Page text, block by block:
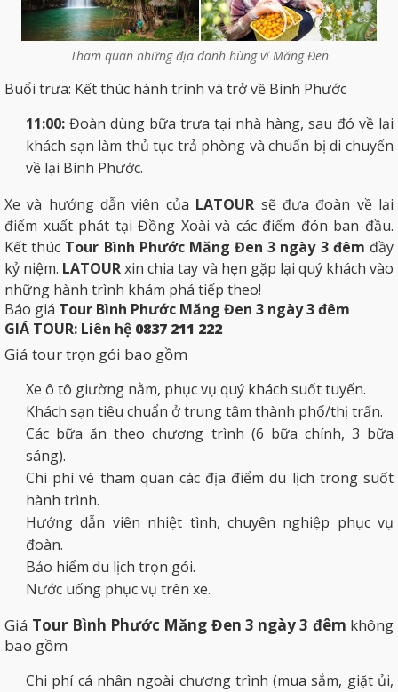
Tham quan những địa danh hùng vĩ Măng Đen
Buổi trưa: Kết thúc hành trình và trở về Bình Phước
11:00: Đoàn dùng bữa trưa tại nhà hàng, sau đó về lại
khách sạn làm thủ tục trả phòng và chuẩn bị di chuyển
về lại Bình Phước.
Xe và hướng dẫn viên của LATOUR sẽ đưa đoàn về lại
điểm xuất phát tại Đồng Xoài và các điểm đón ban đầu.
Kết thúc Tour Bình Phước Măng Đen 3 ngày 3 đêm đầy
kỷ niệm. LATOURxin chia tay và hẹn gặp lại quý khách vào
những hành trình khám phá tiếp theo!
Báo giá Tour Bình Phước Măng Đen 3 ngày 3 đêm
GIÁ TOUR: Liên hệ 0837 211 222
Giá tour trọn gói bao gồm
Xe ô tô giường nằm, phục vụ quý khách suốt tuyến.
Khách sạn tiêu chuẩn ở trung tâm thành phố/thị trấn.
Các bữa ăn theo chương trình (6 bữa chính, 3 bữa
sáng).
Chi phí vé tham quan các địa điểm du lịch trong suốt
hành trình.
Hướng dẫn viên nhiệt tình, chuyên nghiệp phục vụ
đoàn.
Bảo hiểm du lịch trọn gói.
Nước uống phục vụ trên xe.
Giá Tour Bình Phước Măng Đen 3 ngày 3 đêm không
bao gồm
Chi phí cá nhân ngoài chương trình (mua sắm, giặt ủi,